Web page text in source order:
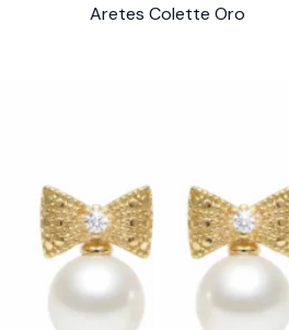
Aretes Colette Oro